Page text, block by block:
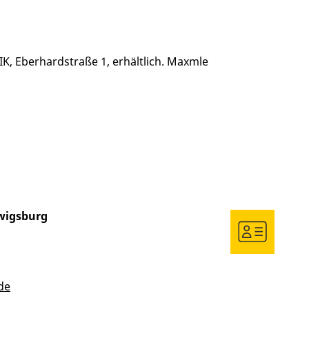
Eberhardstraße 1, erhältlich. Maxmle